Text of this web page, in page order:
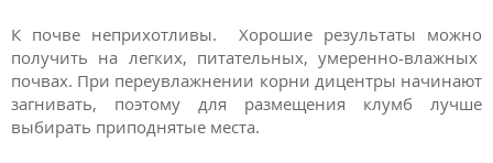
К почве неприхотливы. Хорошие результаты можно
получить на легких, питательных, умеренно-влажных
почвах. При переувлажнении корни дицентры начинают
загнивать, поэтому для размещения клумб лучше
выбирать приподнятые места.